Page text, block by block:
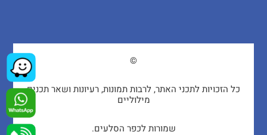
©
כל הזכויות לתכני האתר, לרבות תמונות, רעיונות ושאר תכנים
מילוליים
שמורות לכפר הסלעים.